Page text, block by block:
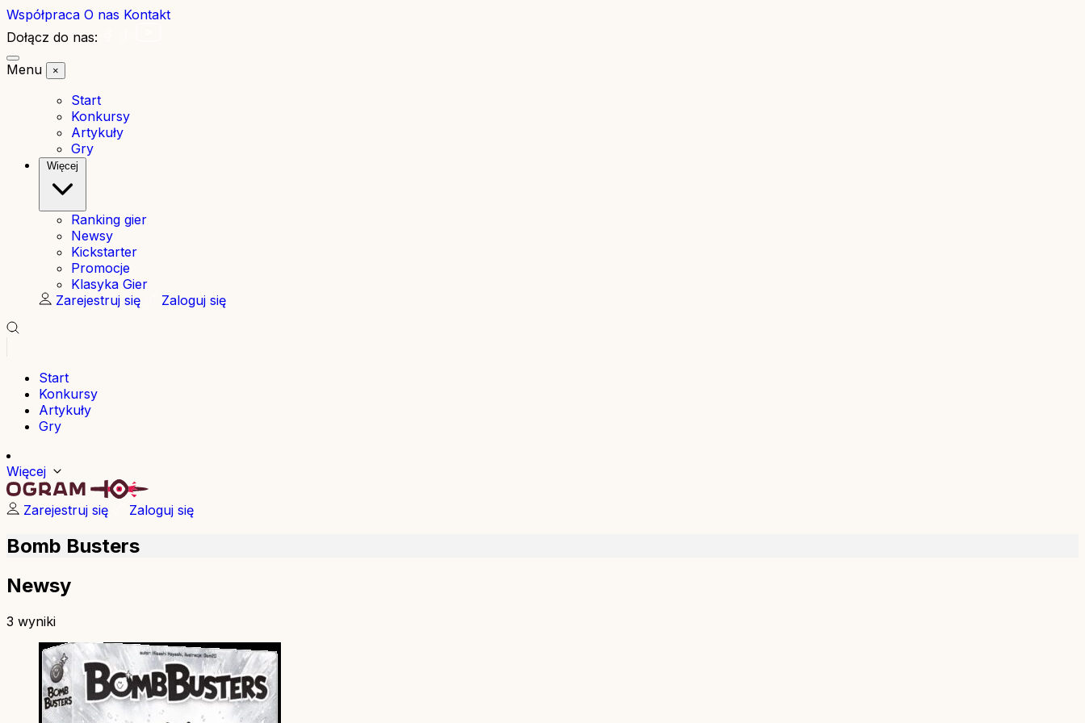
Współpraca O nas Kontakt
Dołącz do nas:
Menu
×
Start
Konkursy
Artykuły
Gry
Więcej
Ranking gier
Newsy
Kickstarter
Promocje
Klasyka Gier
Zarejestruj się
Zaloguj się
Start
Konkursy
Artykuły
Gry
Więcej
Zarejestruj się Zaloguj się
Bomb Busters
Newsy
3 wyniki